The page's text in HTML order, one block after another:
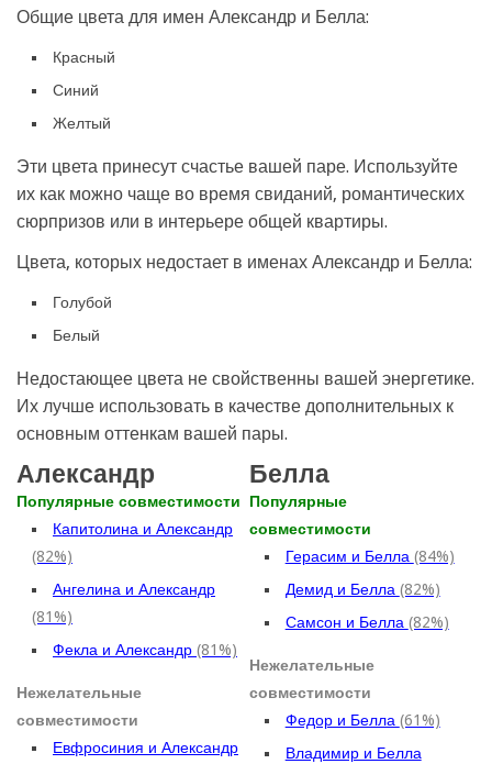
Общие цвета для имен Александр и Белла:
Красный
Синий
Желтый
Эти цвета принесут счастье вашей паре. Используйте
их как можно чаще во время свиданий, романтических
сюрпризов или в интерьере общей квартиры.
Цвета, которых недостает в именах Александр и Белла:
Голубой
Белый
Недостающее цвета не свойственны вашей энергетике.
Их лучше использовать в качестве дополнительных к
основным оттенкам вашей пары.
Александр
Популярные совместимости
Капитолина и Александр
(82%)
Ангелина и Александр
(81%)
Фекла и Александр (81%)
Нежелательные
совместимости
Евфросиния и Александр
Белла
Популярные
совместимости
Герасим и Белла (84%)
Демид и Белла (82%)
Самсон и Белла (82%)
Нежелательные
совместимости
Федор и Белла (61%)
Владимир и Белла